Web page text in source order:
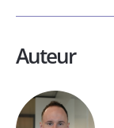
Auteur